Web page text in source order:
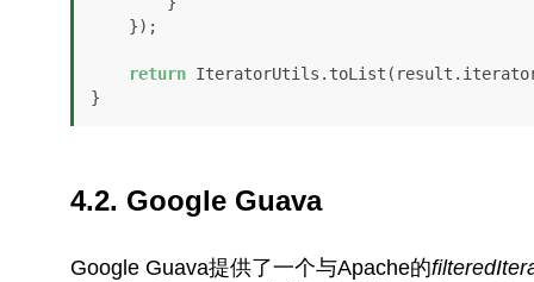
return
4.2. Google Guava
Google Guava提供了一个与Apache的